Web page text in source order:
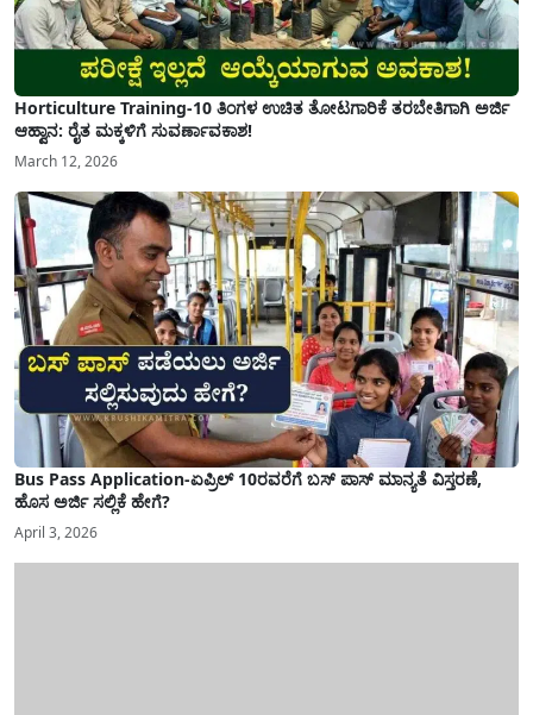
Horticulture Training-10 ತಿಂಗಳ ಉಚಿತ ತೋಟಗಾರಿಕೆ ತರಬೇತಿಗಾಗಿ ಅರ್ಜಿ
ಆಹ್ವಾನ: ರೈತ ಮಕ್ಕಳಿಗೆ ಸುವರ್ಣಾವಕಾಶ!
March 12, 2026
Bus Pass Application-ಏಪ್ರಿಲ್ 10ರವರೆಗೆ ಬಸ್ ಪಾಸ್ ಮಾನ್ಯತೆ ವಿಸ್ತರಣೆ,
ಹೊಸ ಅರ್ಜಿ ಸಲ್ಲಿಕೆ ಹೇಗೆ?
April 3, 2026